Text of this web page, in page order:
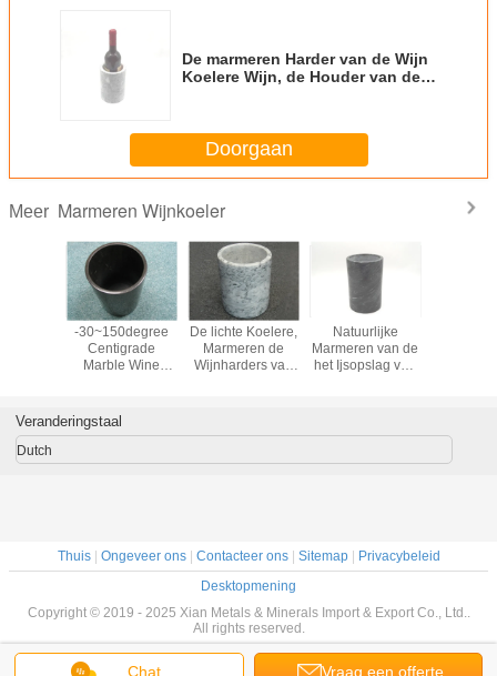
De marmeren Harder van de Wijn
Koelere Wijn, de Houder van de
Doorgaan
Meer Marmeren Wijnkoeler
-30~150degree
Centigrade
Marble Wine
De lichte Koelere,
Marmeren de
Wijnharders van
13x18cm uit
Natuurlijke
Marmeren van de
het Ijsopslag van
7“
Chat Vraag een offerte
Veranderingstaal
Dutch
Thuis| Ongeveer ons| Contacteer ons| Sitemap| Privacybeleid
Desktopmening
Copyright © 2019 - 2025 Xian Metals & Minerals Import & Export Co., Ltd..
All rights reserved.